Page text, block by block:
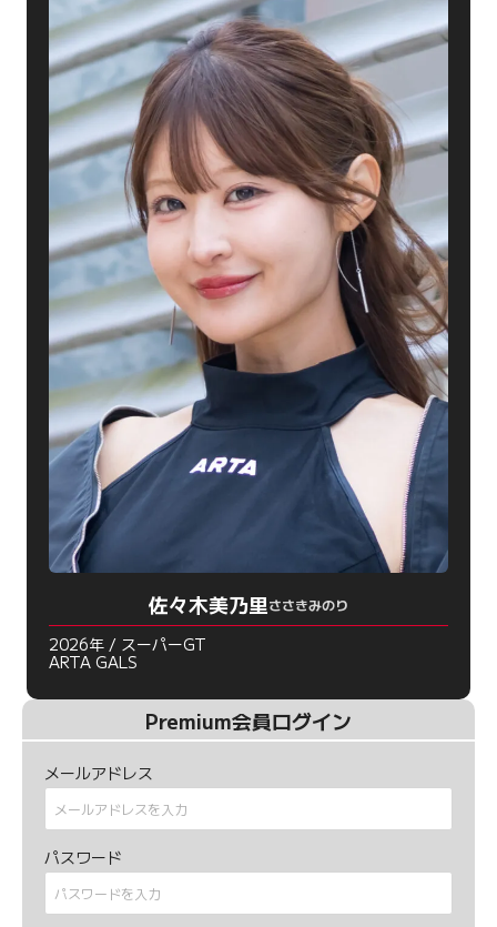
佐々木美乃里ささきみのり
2026年 / スーパーGT
ARTA GALS
Premium会員ログイン
メールアドレス
パスワード